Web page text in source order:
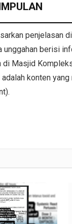
penjelasan
unggahan berisi
di Masjid
adalah konten